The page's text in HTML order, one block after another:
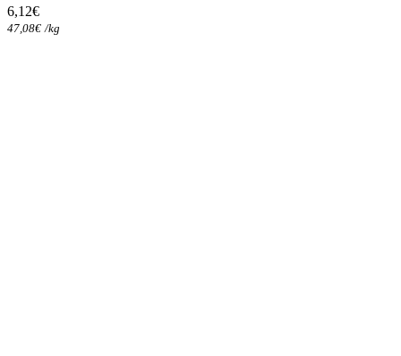
6,12€
47,08€ /kg